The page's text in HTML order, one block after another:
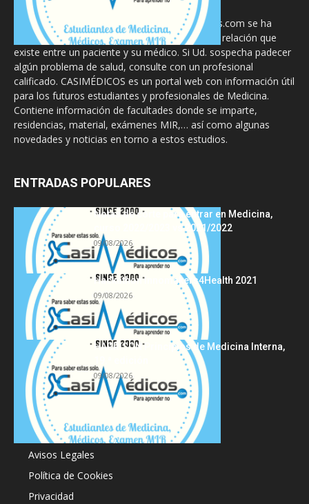
La información proporcionada en CasiMedicos.com se ha
diseñado para complementar, no substituir, la relación que
existe entre un paciente y su médico. Si Ud. sospecha padecer
algún problema de salud, consulte con un profesional
calificado. CASIMÉDICOS es un portal web con información útil
para los futuros estudiantes y profesionales de Medicina.
Contiene información de facultades donde se imparte,
residencias, material, exámenes MIR,… así como algunas
novedades y noticias en torno a estos estudios.
ENTRADAS POPULARES
Notas de corte para entrar en Medicina,
curso 2022/2023 vs 2021/2022
09/08/2026
Hackathon Innomakers4Health 2021
09/08/2026
HARRISON Principios de Medicina Interna,
09/08/2026
Acerca de
Avisos Legales
Política de Cookies
Privacidad